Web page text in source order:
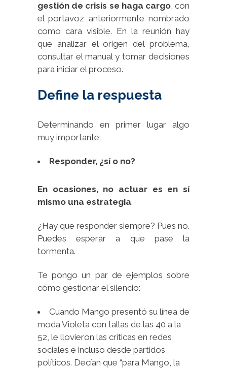
gestión de crisis se haga cargo, con
el portavoz anteriormente nombrado
como cara visible. En la reunión hay
que analizar el origen del problema,
consultar el manual y tomar decisiones
para iniciar el proceso.
Define la respuesta
Determinando en primer lugar algo
muy importante:
Responder, ¿sí o no?
En ocasiones, no actuar es en sí
mismo una estrategia.
¿Hay que responder siempre? Pues no.
Puedes esperar a que pase la
tormenta.
Te pongo un par de ejemplos sobre
cómo gestionar el silencio:
Cuando Mango presentó su línea de
moda Violeta con tallas de las 40 a la
52, le llovieron las críticas en redes
sociales e incluso desde partidos
políticos. Decían que “para Mango, la